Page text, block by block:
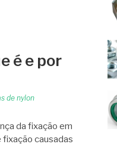
é e por
de nylon
da fixação em
causadas